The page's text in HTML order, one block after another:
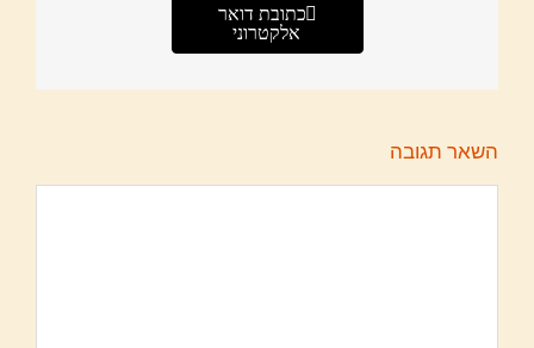
כתובת דואר
אלקטרוני
השאר תגובה